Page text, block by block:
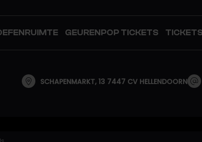
GEURENPOP TICKETS
SCHAPENMARKT, 13 7447 CV HELLENDOORN